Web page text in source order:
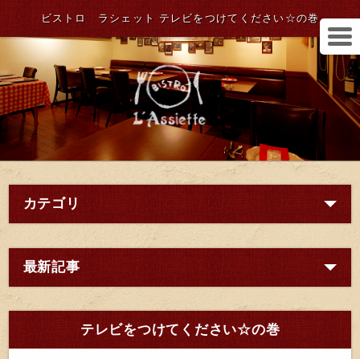
ビストロ ラシェット テレビをつけてください☆の巻
カテゴリ
最新記事
テレビをつけてください☆の巻